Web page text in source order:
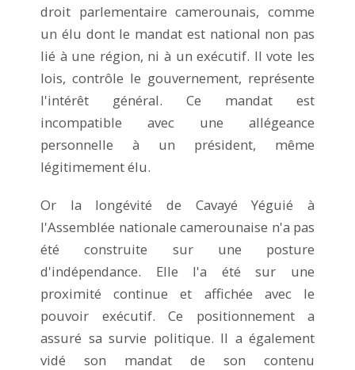
droit parlementaire camerounais, comme
un élu dont le mandat est national non pas
lié à une région, ni à un exécutif. Il vote les
lois, contrôle le gouvernement, représente
l'intérêt général. Ce mandat est
incompatible avec une allégeance
personnelle à un président, même
légitimement élu.
Or la longévité de Cavayé Yéguié à
l'Assemblée nationale camerounaise n'a pas
été construite sur une posture
d'indépendance. Elle l'a été sur une
proximité continue et affichée avec le
pouvoir exécutif. Ce positionnement a
assuré sa survie politique. Il a également
vidé son mandat de son contenu